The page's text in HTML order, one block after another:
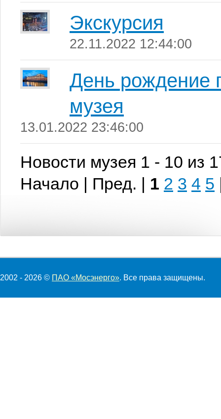
Экскурсия
22.11.2022 12:44:00
День рождение
музея
13.01.2022 23:46:00
Новости музея 1 - 10 из
Начало | Пред. | 1 2 3 4 5
2002 - 2026 © ПАО «Мосэнерго». Все права защищены.